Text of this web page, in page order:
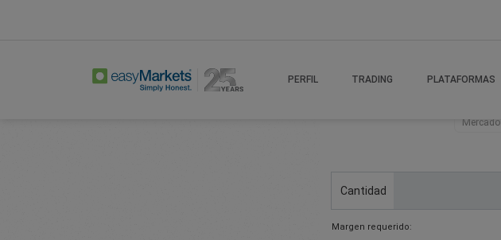
PERFIL TRADING PLATAFORMAS
Mercado
Cantidad
Margen requerido: